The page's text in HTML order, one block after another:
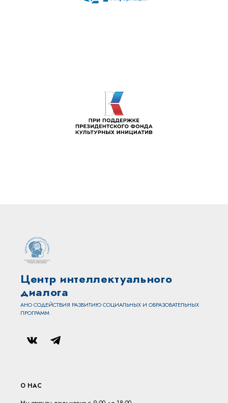
Центр интеллектуального
диалога
АНО СОДЕЙСТВИЯ РАЗВИТИЮ СОЦИАЛЬНЫХ И ОБРАЗОВАТЕЛЬНЫХ
ПРОГРАММ
О НАС